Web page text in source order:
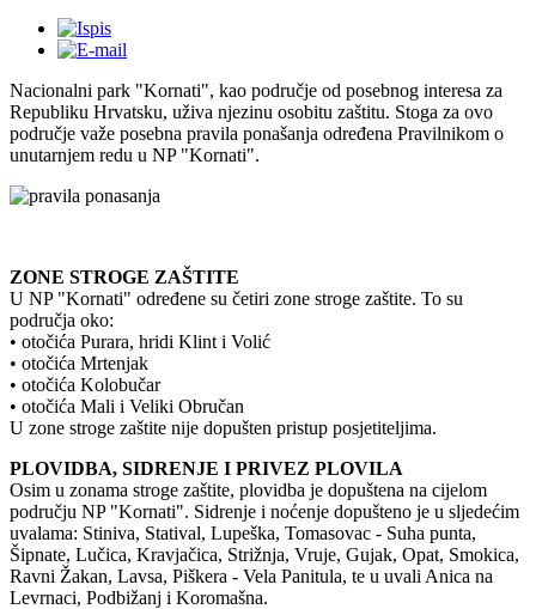
Nacionalni park "Kornati", kao područje od posebnog interesa za
Republiku Hrvatsku, uživa njezinu osobitu zaštitu. Stoga za ovo
područje važe posebna pravila ponašanja određena Pravilnikom o
unutarnjem redu u NP "Kornati".
ZONE STROGE ZAŠTITE
U NP "Kornati" određene su četiri zone stroge zaštite. To su
područja oko:
• otočića Purara, hridi Klint i Volić
• otočića Mrtenjak
• otočića Kolobučar
• otočića Mali i Veliki Obručan
U zone stroge zaštite nije dopušten pristup posjetiteljima.
PLOVIDBA, SIDRENJE I PRIVEZ PLOVILA
Osim u zonama stroge zaštite, plovidba je dopuštena na cijelom
području NP "Kornati". Sidrenje i noćenje dopušteno je u sljedećim
uvalama: Stiniva, Statival, Lupeška, Tomasovac - Suha punta,
Šipnate, Lučica, Kravjačica, Strižnja, Vruje, Gujak, Opat, Smokica,
Ravni Žakan, Lavsa, Piškera - Vela Panitula, te u uvali Anica na
Levrnaci, Podbižanj i Koromašna.